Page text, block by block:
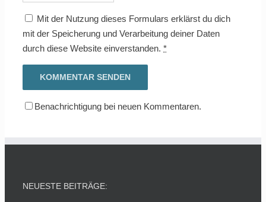
Mit der Nutzung dieses Formulars erklärst du dich
mit der Speicherung und Verarbeitung deiner Daten
durch diese Website einverstanden. *
Benachrichtigung bei neuen Kommentaren.
NEUESTE BEITRÄGE: